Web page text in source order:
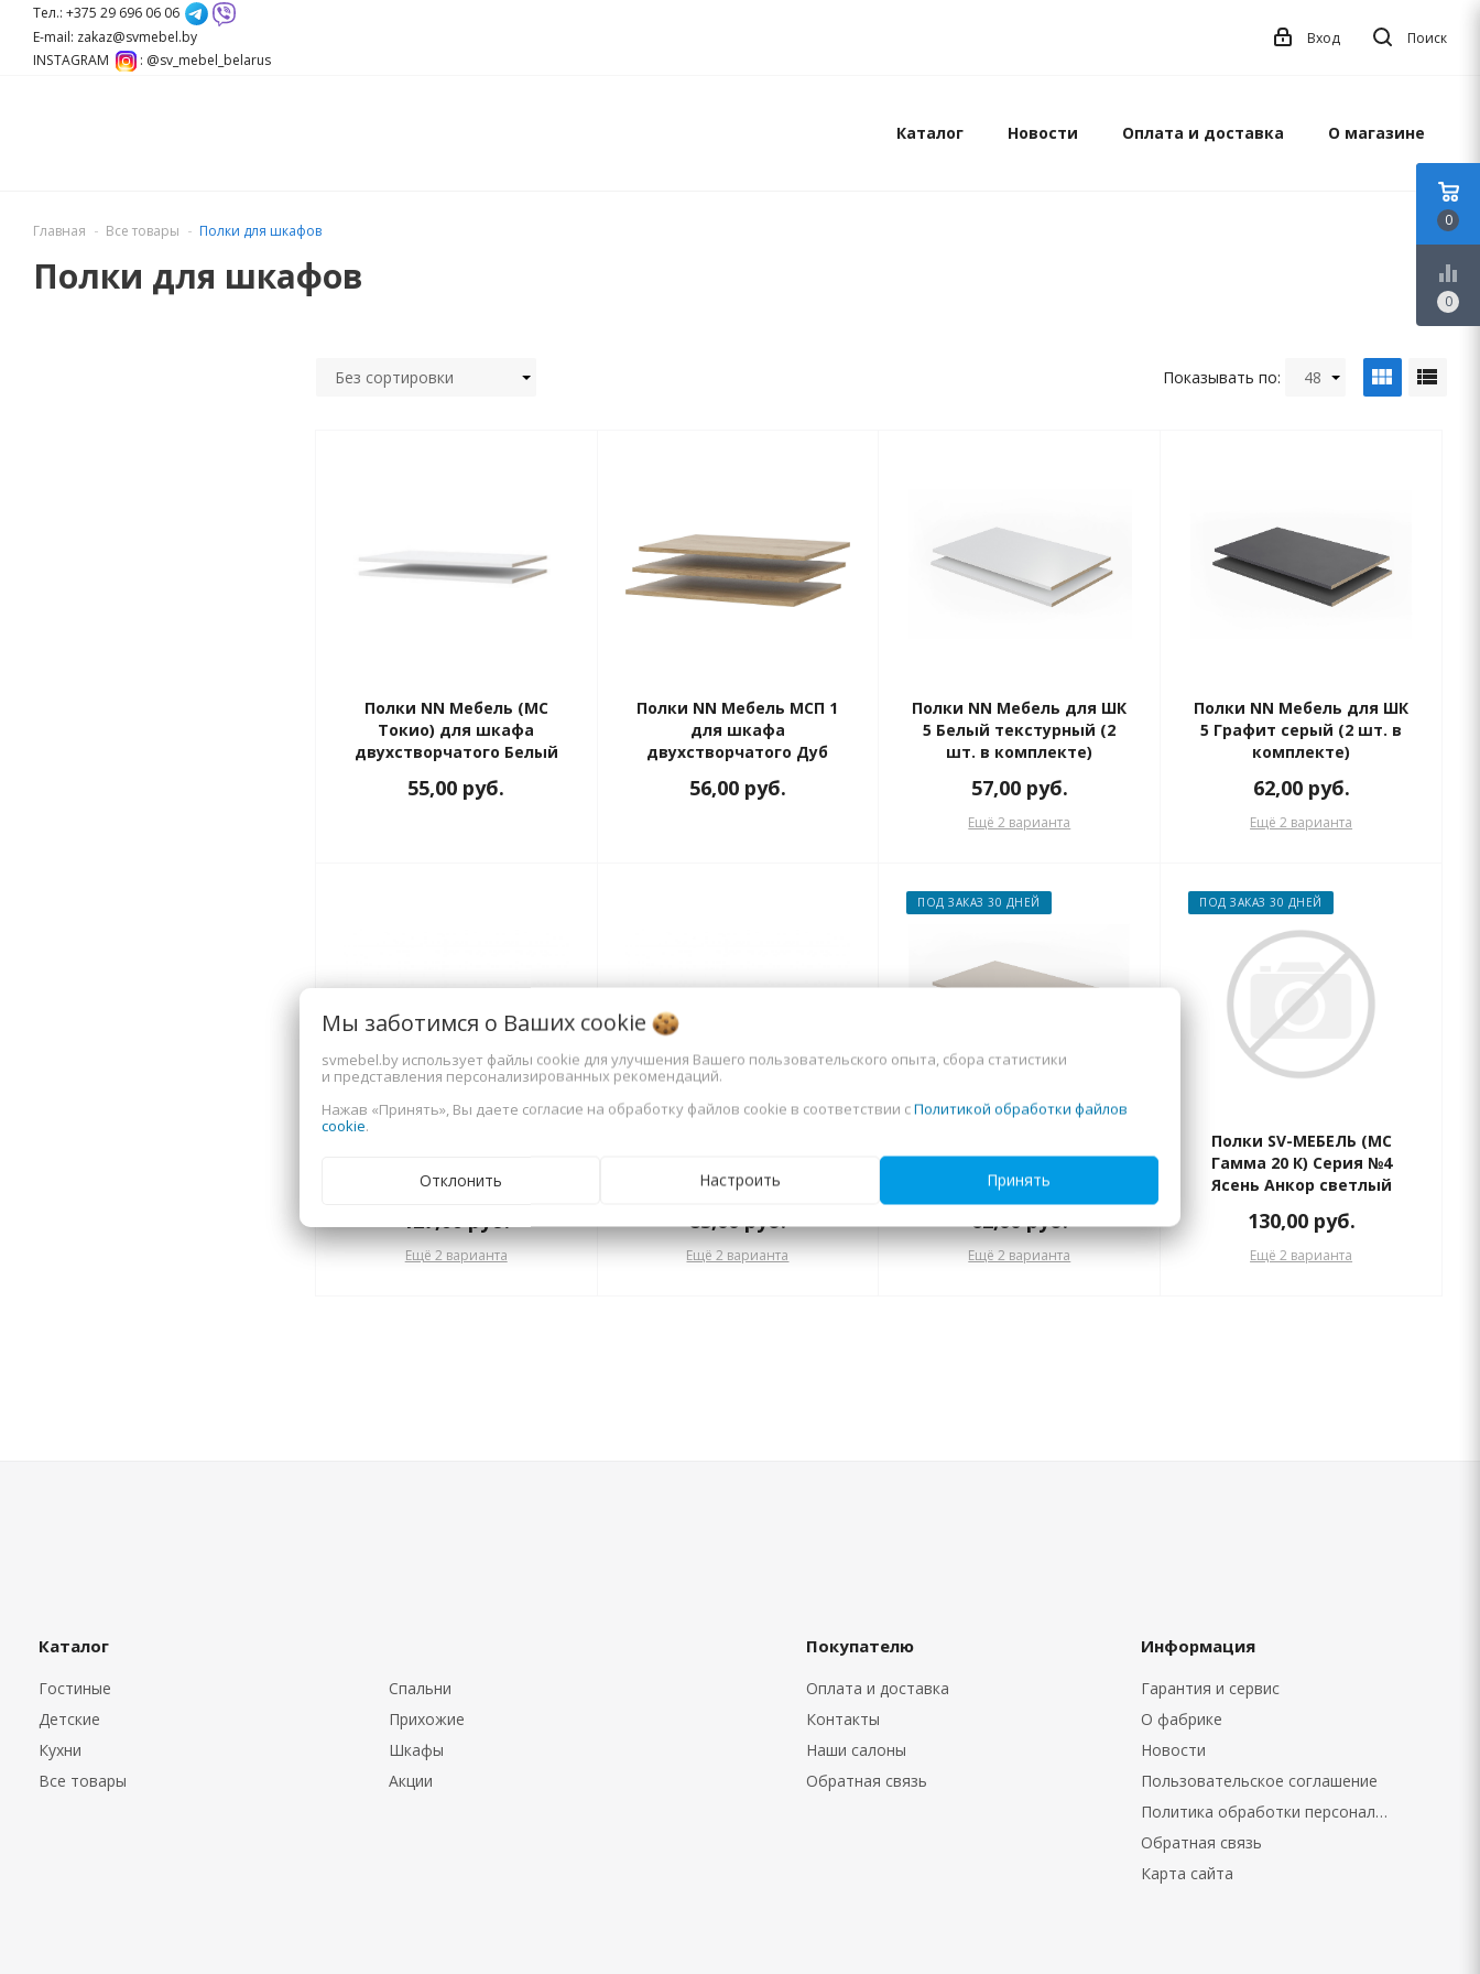
Тел.: +375 29 696 06 06
E-mail: zakaz@svmebel.by
INSTAGRAM
: @sv_mebel_belarus
Вход Поиск
Каталог Новости Оплата и доставка О магазине
0
equalizer
0
Главная Все товары Полки для шкафов
Полки для шкафов
Без сортировки Показывать по: 48 view_module view_list
Полки NN Мебель (МС
Токио) для шкафа
двухстворчатого Белый
55,00 руб.
Полки NN Мебель МСП 1
для шкафа
двухстворчатого Дуб
56,00 руб.
Полки NN Мебель для ШК
5 Белый текстурный (2
шт. в комплекте)
57,00 руб.
Ещё 2 варианта
Полки NN Мебель для ШК
5 Графит серый (2 шт. в
комплекте)
62,00 руб.
Ещё 2 варианта
Ясень Анкор светлый
Ещё 2 варианта
Ясень Анкор светлый
83,00руб.
Ещё 2 варианта
ПОД ЗАКАЗ 30 ДНЕЙ
5 Меланж (2 шт. в
комплекте)
62,00руб.
Ещё 2 варианта
ПОД ЗАКАЗ 30 ДНЕЙ
Полки SV-МЕБЕЛЬ (МС
Гамма 20 К) Серия №4
Ясень Анкор светлый
ств.)
130,00 руб.
Ещё 2 варианта
Каталог
Гостиные
Спальни
Детские
Прихожие
Кухни
Шкафы
Все товары
Акции
Покупателю
Оплата и доставка
Контакты
Наши салоны
Обратная связь
Информация
Гарантия и сервис
О фабрике
Новости
Пользовательское соглашение
Политика обработки персональных данных
Обратная связь
Карта сайта
Мы заботимся о Ваших cookie
svmebel.by использует файлы cookie для улучшения Вашего пользовательского опыта, сбора статистики
и представления персонализированных рекомендаций.
Нажав «Принять», Вы даете согласие на обработку файлов cookie в соответствии сПолитикой обработки файлов
cookie.
Отклонить Настроить Принять